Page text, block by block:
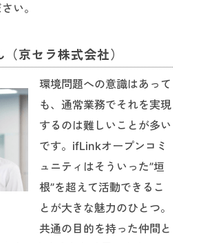
い。
京セラ株式会社）
環境問題への意識はあって
も、通常業務でそれを実現
するのは難しいことが多い
です。ifLinkオープンコミ
ュニティはそういった”垣
根”を超えて活動できるこ
とが大きな魅力のひとつ。
共通の目的を持った仲間と